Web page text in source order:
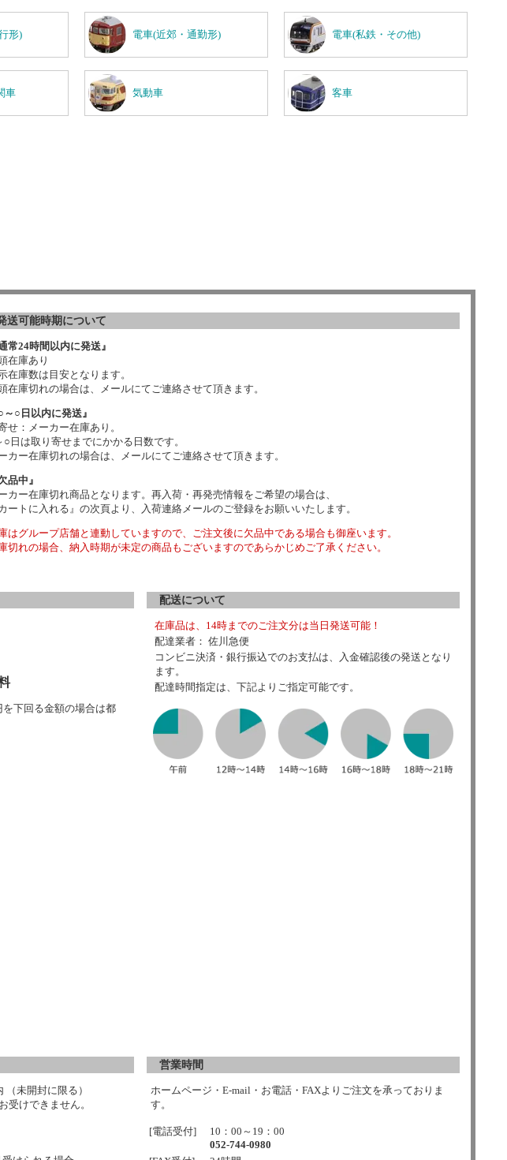
形) 電車(近郊・通勤形) 電車(私鉄・その他)
車 気動車 客車
送可能時期について
通常24時間以内に発送』
在庫あり
在庫数は目安となります。
在庫切れの場合は、メールにてご連絡させて頂きます。
○～○日以内に発送』
せ：メーカー在庫あり。
○日は取り寄せまでにかかる日数です。
カー在庫切れの場合は、メールにてご連絡させて頂きます。
品中』
カー在庫切れ商品となります。再入荷・再発売情報をご希望の場合は、
カートに入れる』の次頁より、入荷連絡メールのご登録をお願いいたします。
はグループ店舗と連動していますので、ご注文後に欠品中である場合も御座います。
切れの場合、納入時期が未定の商品もございますのであらかじめご了承ください。
下回る金額の場合は都
配送について
在庫品は、14時までのご注文分は当日発送可能！
配達業者： 佐川急便
コンビニ決済・銀行振込でのお支払は、入金確認後の発送となり
ます。
配達時間指定は、下記よりご指定可能です。
未開封に限る）
受けできません。
営業時間
ホームページ・E-mail・お電話・FAXよりご注文を承っておりま
す。
[電話受付]
10：00～19：00
052-744-0980